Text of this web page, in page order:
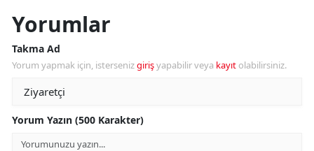
Yorumlar
Takma Ad
Yorum yapmak için, istersenizgirişyapabilir veya kayıt olabilirsiniz.
Yorum Yazın (500 Karakter)